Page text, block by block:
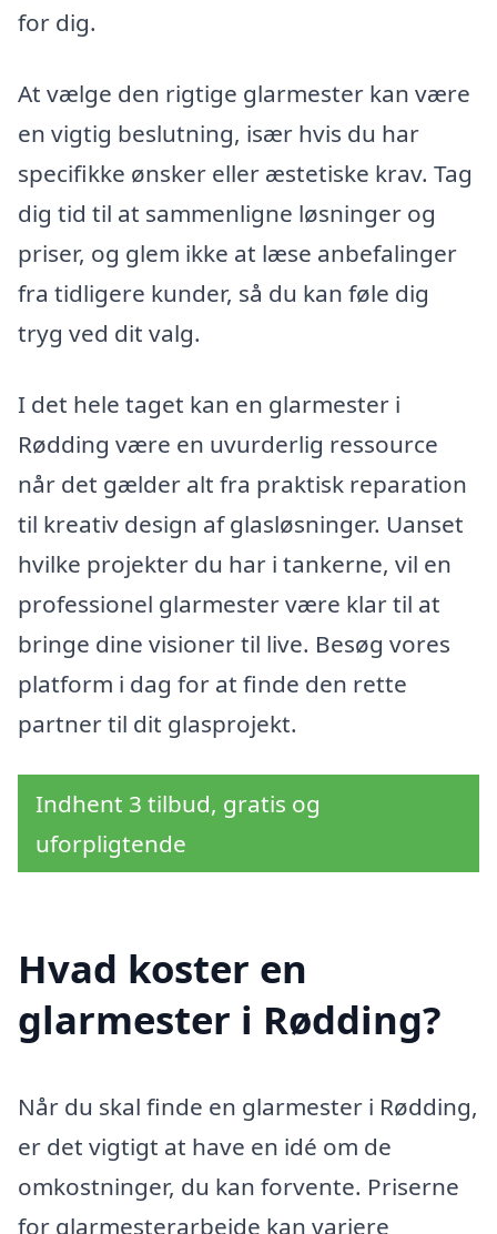
for dig.
At vælge den rigtige glarmester kan være
en vigtig beslutning, især hvis du har
specifikke ønsker eller æstetiske krav. Tag
dig tid til at sammenligne løsninger og
priser, og glem ikke at læse anbefalinger
fra tidligere kunder, så du kan føle dig
tryg ved dit valg.
I det hele taget kan en glarmester i
Rødding være en uvurderlig ressource
når det gælder alt fra praktisk reparation
til kreativ design af glasløsninger. Uanset
hvilke projekter du har i tankerne, vil en
professionel glarmester være klar til at
bringe dine visioner til live. Besøg vores
platform i dag for at finde den rette
partner til dit glasprojekt.
Indhent 3 tilbud, gratis og
uforpligtende
Hvad koster en
glarmester i Rødding?
Når du skal finde en glarmester i Rødding,
er det vigtigt at have en idé om de
omkostninger, du kan forvente. Priserne
for glarmesterarbejde kan variere